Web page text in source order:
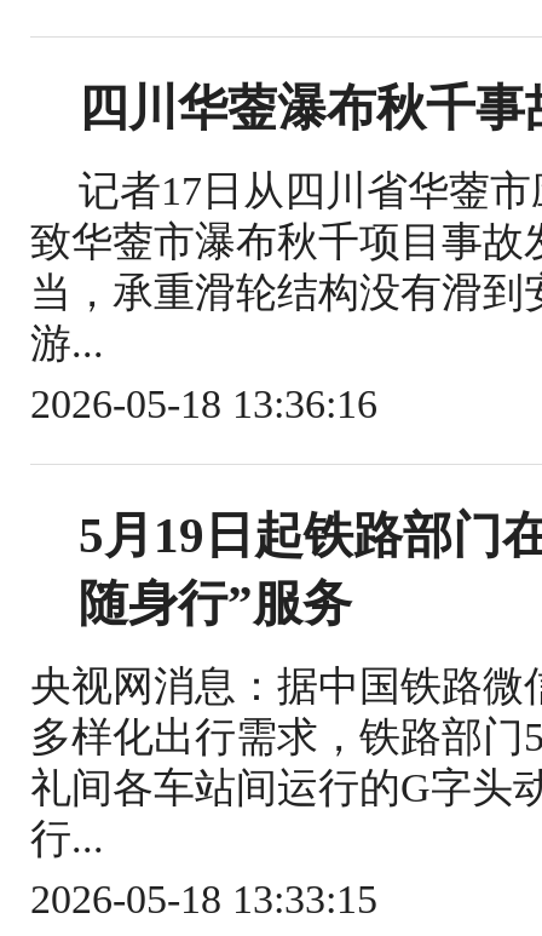
四川华蓥瀑布秋千
记者17日从四川省华蓥
致华蓥市瀑布秋千项目事
当，承重滑轮结构没有滑
游...
2026-05-18 13:36:16
5月19日起铁路部门
随身行”服务
央视网消息：据中国铁路
多样化出行需求，铁路部门
礼间各车站间运行的G字头
行...
2026-05-18 13:33:15